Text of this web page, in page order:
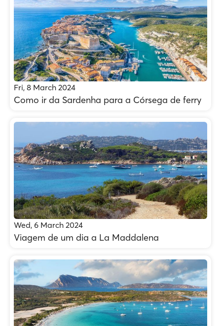
Fri, 8 March 2024
Como ir da Sardenha para a Córsega de ferry
Wed, 6 March 2024
Viagem de um dia a La Maddalena